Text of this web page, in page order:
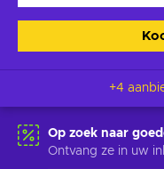
+4
Op zoek naar
Ontvang ze in uw